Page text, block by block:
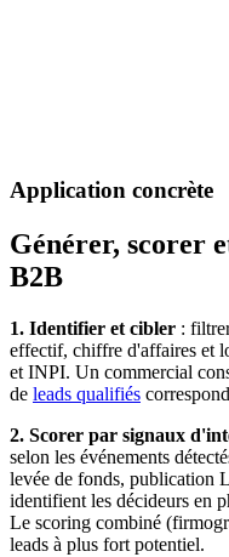
Application concrète
Générer, scorer
B2B
1. Identifier et cibler :
effectif, chiffre d'affaires et
et INPI. Un commercial
de leads qualifiés
2. Scorer par signaux
selon les événements
levée de fonds, publication
identifient les décideurs en
Le scoring combiné
leads à plus fort potentiel.